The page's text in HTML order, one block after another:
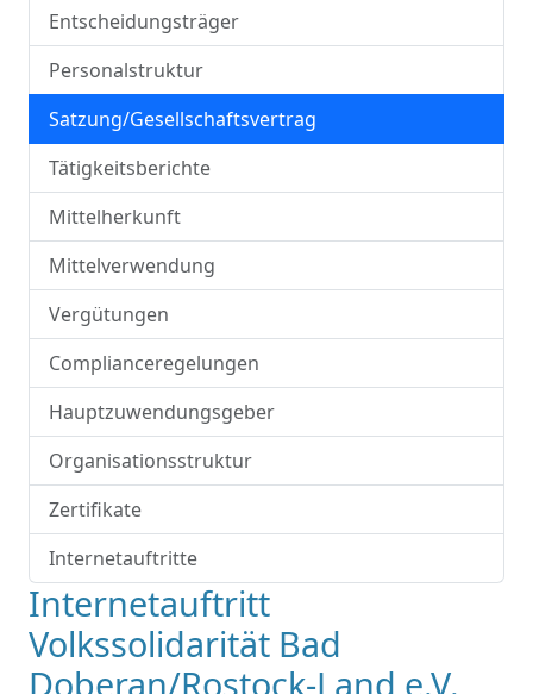
Entscheidungsträger
Personalstruktur
Satzung/Gesellschaftsvertrag
Tätigkeitsberichte
Mittelherkunft
Mittelverwendung
Vergütungen
Complianceregelungen
Hauptzuwendungsgeber
Organisationsstruktur
Zertifikate
Internetauftritte
Internetauftritt
Volkssolidarität Bad
Doberan/Rostock-Land e.V.,